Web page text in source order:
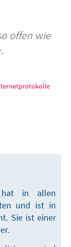
offen wie
hat in allen
und ist in
Sie ist einer